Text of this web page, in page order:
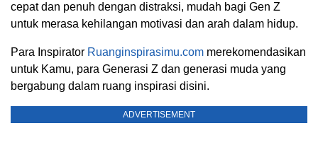
cepat dan penuh dengan distraksi, mudah bagi Gen Z
untuk merasa kehilangan motivasi dan arah dalam hidup.
Para Inspirator Ruanginspirasimu.com merekomendasikan
untuk Kamu, para Generasi Z dan generasi muda yang
bergabung dalam ruang inspirasi disini.
ADVERTISEMENT